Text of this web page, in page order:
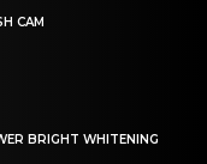
CAM
BRIGHT WHITENING